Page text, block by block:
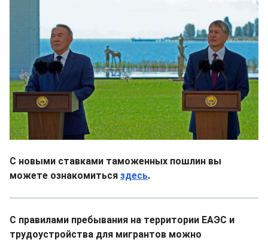
С новыми ставками таможенных пошлин вы
можете ознакомиться здесь.
С правилами пребывания на территории ЕАЭС и
трудоустройства для мигрантов можно